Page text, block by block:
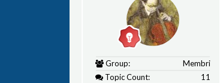
Group:
Membri
Topic Count:
11